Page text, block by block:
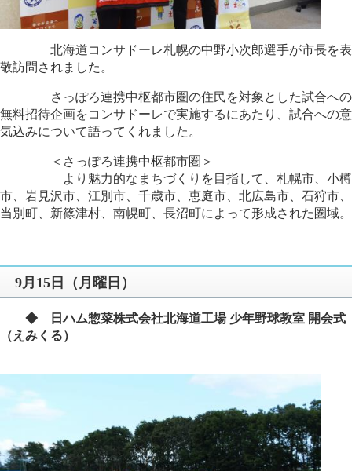
北海道コンサドーレ札幌の中野小次郎選手が市長を表
敬訪問されました。
さっぽろ連携中枢都市圏の住民を対象とした試合への
無料招待企画をコンサドーレで実施するにあたり、試合への意
気込みについて語ってくれました。
＜さっぽろ連携中枢都市圏＞
より魅力的なまちづくりを目指して、札幌市、小樽
市、岩見沢市、江別市、千歳市、恵庭市、北広島市、石狩市、
当別町、新篠津村、南幌町、長沼町によって形成された圏域。
9月15日（月曜日）
◆ 日ハム惣菜株式会社北海道工場 少年野球教室 開会式
（えみくる）